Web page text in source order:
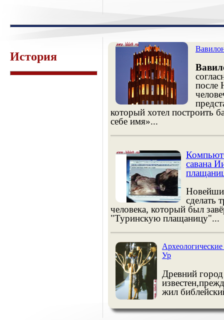
История
после
который хотел построить
себе имя»...
савана
сделать
человека, который был
"Туринскую плащаницу"...
Ур
Древний
жил